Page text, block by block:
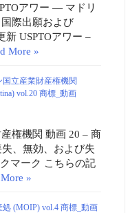
アワー ― マドリ
際出願および
新 USPTOアワー –
More »
国立産業財産権機関
vol.20 商標_動画
権機関 動画 20 – 商
、無効、および失
マーク こちらの記
»
(MOIP) vol.4 商標_動画